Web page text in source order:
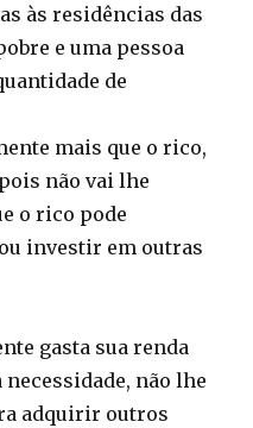
às residências das
e uma pessoa
de
mais que o rico,
não vai lhe
o rico pode
investir em outras
gasta sua renda
não lhe
adquirir outros